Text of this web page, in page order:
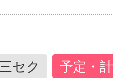
セク 予定・